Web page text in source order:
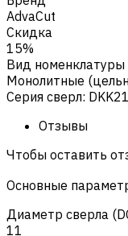
AdvaCut
Скидка
15%
Вид номенклатуры
Монолитные
Серия сверл:
Отзывы
Чтобы оставить
Основные
Диаметр сверла
11